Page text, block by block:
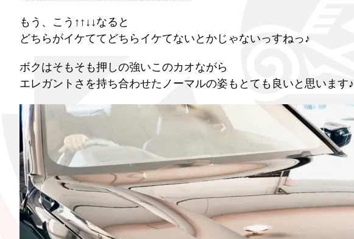
もう、こう↑↑↓↓なると
どちらがイケててどちらイケてないとかじゃないっすねっ♪
ボクはそもそも押しの強いこのカオながら
エレガントさを持ち合わせたノーマルの姿もとても良いと思います♪